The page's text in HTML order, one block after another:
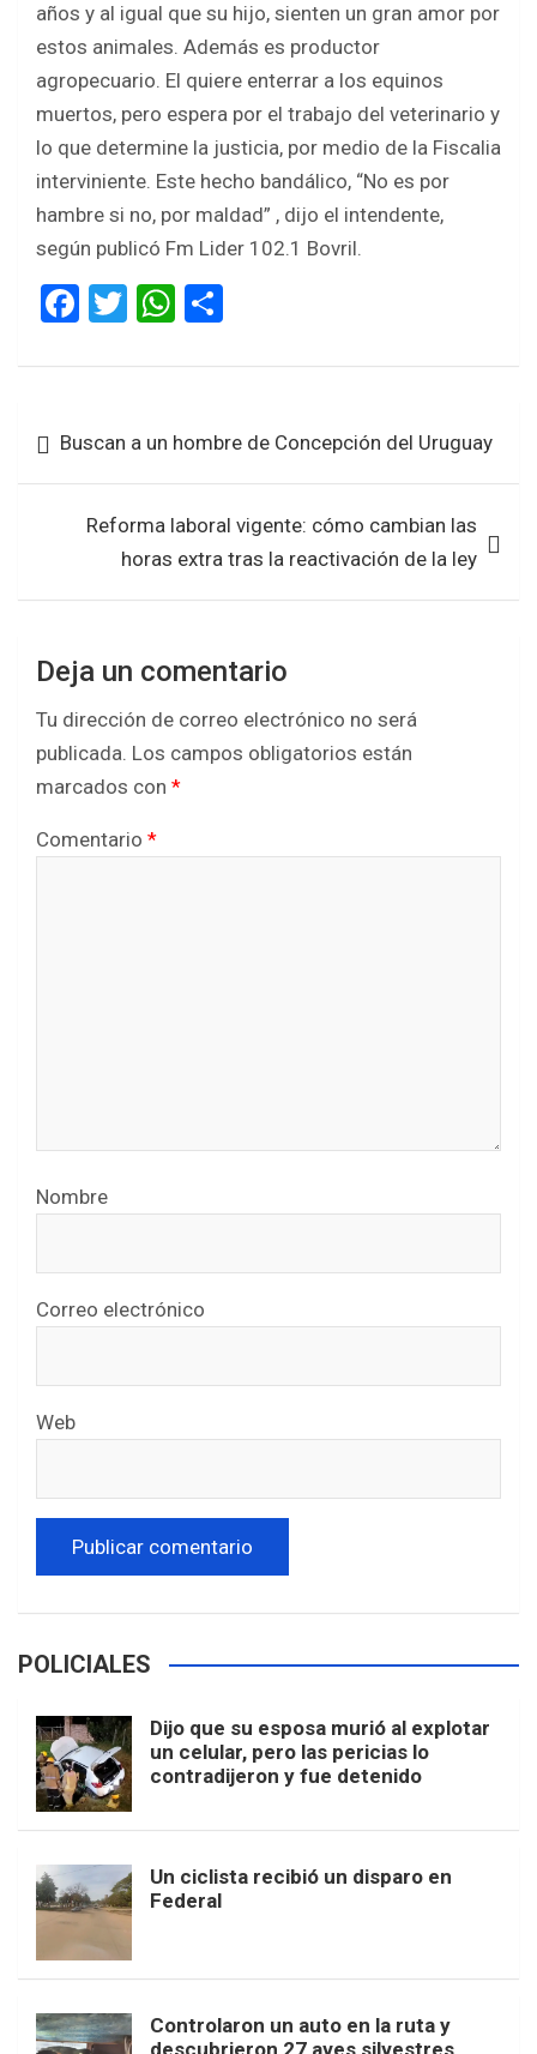
años y al igual que su hijo, sienten un gran amor por
estos animales. Además es productor
agropecuario. El quiere enterrar a los equinos
muertos, pero espera por el trabajo del veterinario y
lo que determine la justicia, por medio de la Fiscalia
interviniente. Este hecho bandálico, “No es por
hambre si no, por maldad” , dijo el intendente,
según publicó Fm Lider 102.1 Bovril.
F
ce
o
o
k
T
tt
W
at
A
p
p
ar
de
entradas
Buscan a un hombre de Concepción del Uruguay
Reforma laboral vigente: cómo cambian las
horas extra tras la reactivación de la ley
Deja un comentario
Tu dirección de correo electrónico no será
publicada. Los campos obligatorios están
marcados con *
Comentario *
Nombre
Correo electrónico
Web
POLICIALES
Dijo que su esposa murió al explotar
un celular, pero las pericias lo
contradijeron y fue detenido
Un ciclista recibió un disparo en
Federal
Controlaron un auto en la ruta y